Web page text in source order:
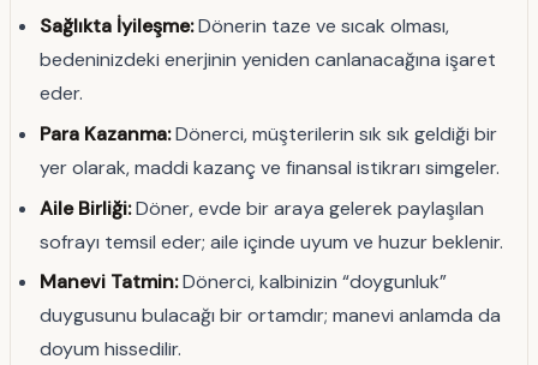
Sağlıkta İyileşme:Dönerin taze ve sıcak olması,
bedeninizdeki enerjinin yeniden canlanacağına işaret
eder.
Para Kazanma:Dönerci, müşterilerin sık sık geldiği bir
yer olarak, maddi kazanç ve finansal istikrarı simgeler.
Aile Birliği:Döner, evde bir araya gelerek paylaşılan
sofrayı temsil eder; aile içinde uyum ve huzur beklenir.
Manevi Tatmin:Dönerci, kalbinizin “doygunluk”
duygusunu bulacağı bir ortamdır; manevi anlamda da
doyum hissedilir.